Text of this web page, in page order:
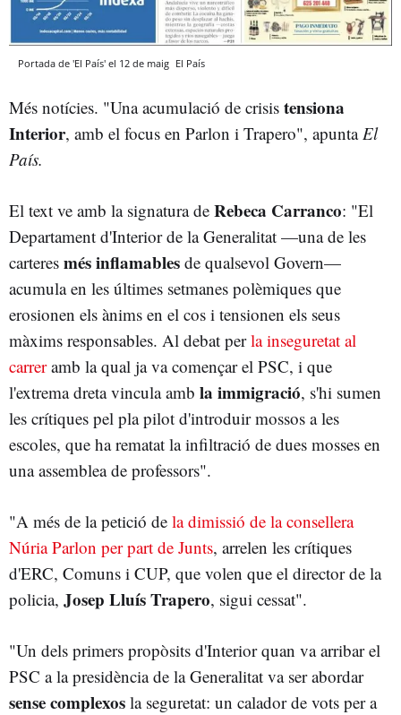
Portada de 'El País' el 12 de maig El País
Més notícies. "Una acumulació de crisis tensiona
Interior, amb el focus en Parlon i Trapero", apunta El
País.
El text ve amb la signatura de Rebeca Carranco: "El
Departament d'Interior de la Generalitat —una de les
carteres més inflamables de qualsevol Govern—
acumula en les últimes setmanes polèmiques que
erosionen els ànims en el cos i tensionen els seus
màxims responsables. Al debat perla inseguretat al
carreramb la qual ja va començar el PSC, i que
l'extrema dreta vincula amb la immigració, s'hi sumen
les crítiques pel pla pilot d'introduir mossos a les
escoles, que ha rematat la infiltració de dues mosses en
una assemblea de professors".
"A més de la petició de la dimissió de la consellera
Núria Parlon per part de Junts, arrelen les crítiques
d'ERC, Comuns i CUP, que volen que el director de la
policia, Josep Lluís Trapero, sigui cessat".
"Un dels primers propòsits d'Interior quan va arribar el
PSC a la presidència de la Generalitat va ser abordar
sense complexos la seguretat: un calador de vots per a